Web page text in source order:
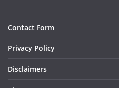
Contact Form
Privacy Policy
Disclaimers